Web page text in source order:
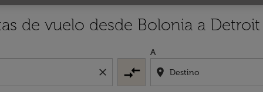
de vuelo desde Bolonia a Detroit
close compare_arrows
A
location_on
destino) o interactúe con fechas individuales a